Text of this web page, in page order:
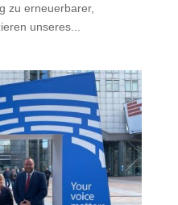
zu erneuerbarer,
unseres...